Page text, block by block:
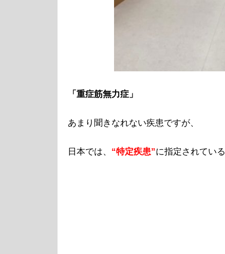
「重症筋無力症」
あまり聞きなれない疾患ですが、
日本では、 “特定疾患”に指定されている